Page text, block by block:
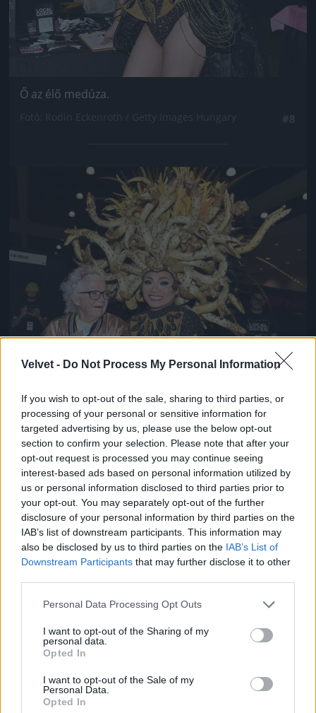
Velvet - Do Not Process My Personal Information
If you wish to opt-out of the sale, sharing to third parties, or
processing of your personal or sensitive information for
targeted advertising by us, please use the below opt-out
section to confirm your selection. Please note that after your
opt-out request is processed you may continue seeing
interest-based ads based on personal information utilized by
us or personal information disclosed to third parties prior to
your opt-out. You may separately opt-out of the further
disclosure of your personal information by third parties on the
IAB’s list of downstream participants. This information may
also be disclosed by us to third parties on the IAB’s List of
Downstream Participants that may further disclose it to other
Please note that this website/app uses one or more Google
not limited to your visit or usage behaviour. You may click to
grant or deny consent to Google and its third-party tags to
use your data for below specified purposes in below Google
consent section.
Personal Data Processing Opt Outs
I want to opt-out of the Sharing of my
personal data.
Opted In
I want to opt-out of the Sale of my
Personal Data.
Opted In
Ő az élő medúza.
Jön még kép!
Egy nagymama is találkozott vele, szerencsére nem
vált menten kővé!
Fotó: Rodin Eckenroth / Getty Images Hungary #9
Jön még kép!